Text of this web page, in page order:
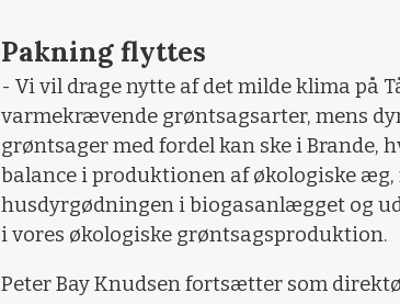
Pakning flyttes
- Vi vil drage nytte af det milde klima på
varmekrævende grøntsagsarter, mens
grøntsager med fordel kan ske i Brande,
balance i produktionen af økologiske
husdyrgødningen i biogasanlægget og
i vores økologiske grøntsagsproduktion.
Peter Bay Knudsen fortsætter som